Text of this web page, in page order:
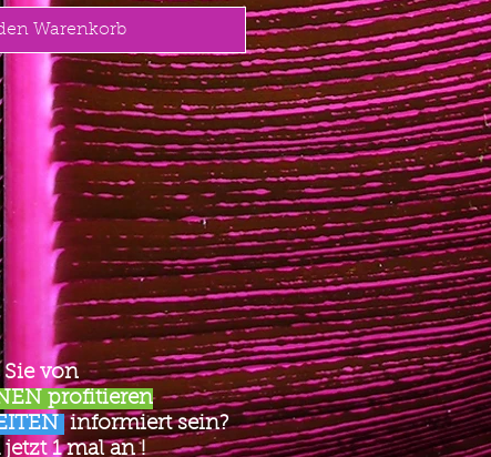
Warenkorb
von
profitieren
informiert sein?
1 mal an !